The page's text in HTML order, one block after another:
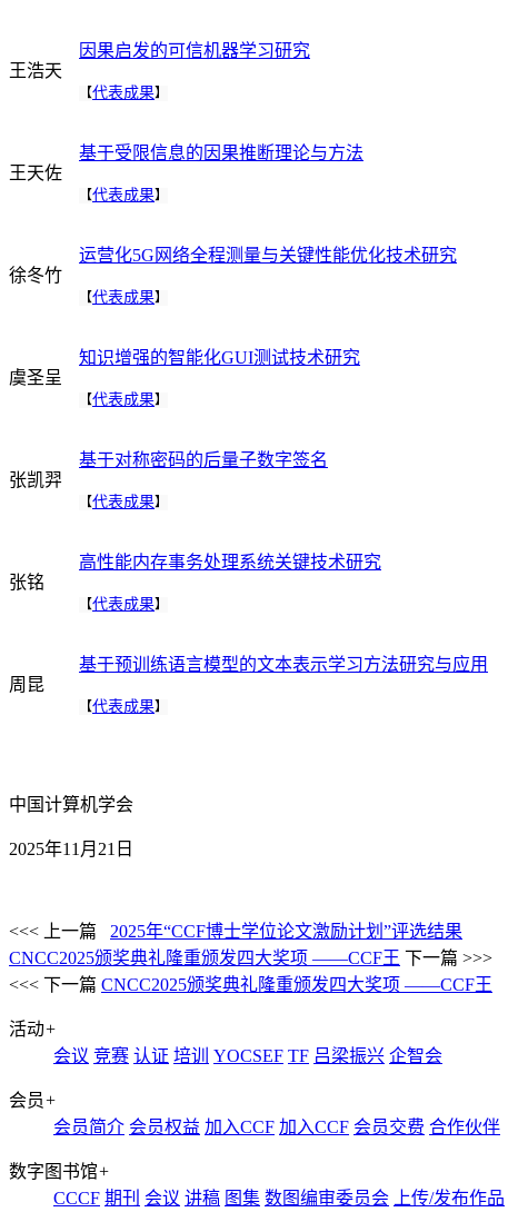
王浩天
因果启发的可信机器学习研究
【代表成果】
王天佐
基于受限信息的因果推断理论与方法
【代表成果】
徐冬竹
运营化5G网络全程测量与关键性能优化技术研究
【代表成果】
虞圣呈
知识增强的智能化GUI测试技术研究
【代表成果】
张凯羿
基于对称密码的后量子数字签名
【代表成果】
张铭
高性能内存事务处理系统关键技术研究
【代表成果】
周昆
基于预训练语言模型的文本表示学习方法研究与应用
【代表成果】
中国计算机学会
2025年11月21日
<<< 上一篇
2025年“CCF博士学位论文激励计划”评选结果
CNCC2025颁奖典礼隆重颁发四大奖项 ——CCF王 下一篇 >>>
<<< 下一篇 CNCC2025颁奖典礼隆重颁发四大奖项 ——CCF王
活动+
会议 竞赛 认证 培训 YOCSEF TF 吕梁振兴 企智会
会员+
会员简介 会员权益 加入CCF 加入CCF 会员交费 合作伙伴
数字图书馆+
CCCF 期刊 会议 讲稿 图集 数图编审委员会 上传/发布作品